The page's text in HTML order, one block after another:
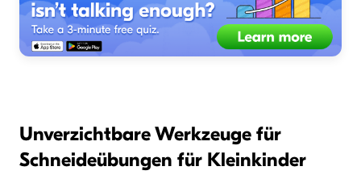
Unverzichtbare Werkzeuge für
Schneideübungen für Kleinkinder